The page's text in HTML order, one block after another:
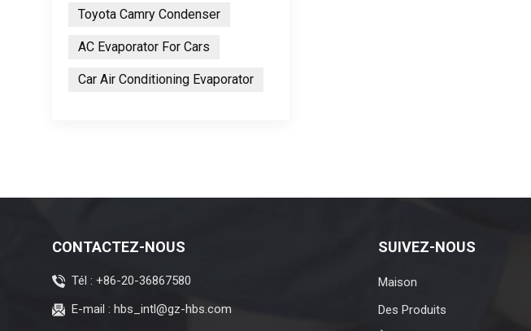
Toyota Camry Condenser
AC Evaporator For Cars
Car Air Conditioning Evaporator
CONTACTEZ-NOUS
Tél : +86-20-36867580
E-mail : hbs_intl@gz-hbs.com
SUIVEZ-NOUS
Maison
Des Produits